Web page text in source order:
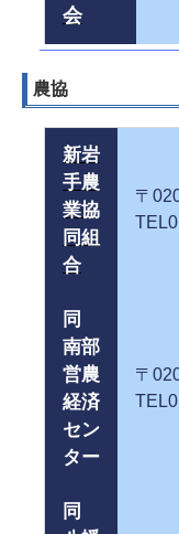
会
農協
新岩
手農
業協
同組
合
〒
同
南部
営農
経済
セン
ター
〒
同